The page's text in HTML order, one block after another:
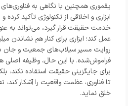
یقموری همچنین با نگاهی به فناوری‌های
ابزاری و اخلاقی از تکنولوژی تأکید
خدمت حقیقت قرار گیرد، می‌تواند به
عمل کند؛ ابزاری برای کنار هم نشاندن
روایت مسیر سیلاب‌های جمعیت و جان
فراموش‌شده. با این حال، وظیفه اصلی
برای جایگزینی حقیقت استفاده نکند،
تا فناوری، عظمت واقعیت را آشکار کند،
خلق نماید.